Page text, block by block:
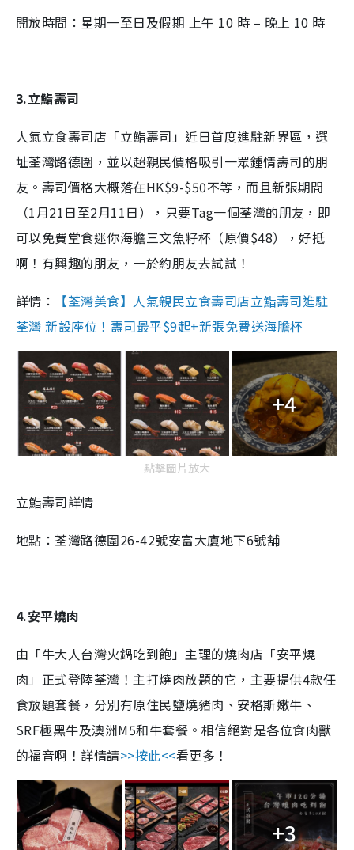
開放時間：星期一至日及假期 上午 10 時 – 晚上 10 時
3.立鮨壽司
人氣立食壽司店「立鮨壽司」近日首度進駐新界區，選
址荃灣路德圍，並以超親民價格吸引一眾鍾情壽司的朋
友。壽司價格大概落在HK$9-$50不等，而且新張期間
（1月21日至2月11日），只要Tag一個荃灣的朋友，即
可以免費堂食迷你海膽三文魚籽杯（原價$48），好抵
啊！有興趣的朋友，一於約朋友去試試！
詳情：
【荃灣美食】人氣親民立食壽司店立鮨壽司進駐
荃灣 新設座位！壽司最平$9起+新張免費送海膽杯
+4
點擊圖片放大
立鮨壽司詳情
地點：荃灣路德圍26-42號安富大廈地下6號舖
4.安平燒肉
由「牛大人台灣火鍋吃到飽」主理的燒肉店「安平燒
肉」正式登陸荃灣！主打燒肉放題的它，主要提供4款任
食放題套餐，分別有原住民鹽燒豬肉、安格斯嫩牛、
SRF極黑牛及澳洲M5和牛套餐。相信絕對是各位食肉獸
的福音啊！詳情請>>按此<<看更多！
+3